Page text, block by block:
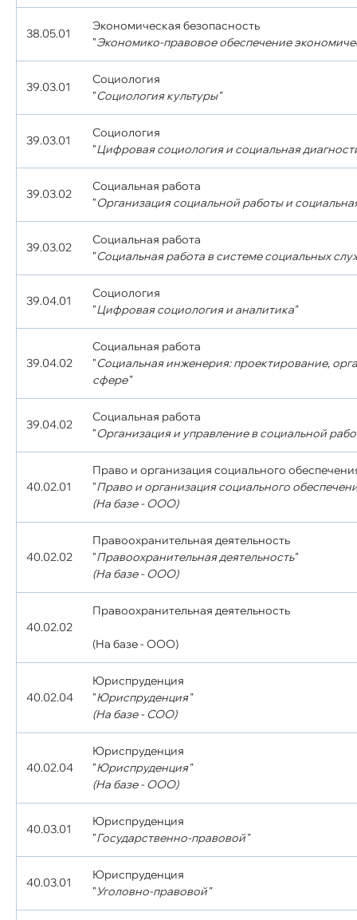
38.05.01
Экономическая безопасность
"Экономико-правовое обеспечение
39.03.01
Социология
"Социология культуры"
39.03.01
Социология
"Цифровая социология и социальная
39.03.02
Социальная работа
"Организация социальной работы и
39.03.02
Социальная работа
"Социальная работа в системе социальных
39.04.01
Социология
"Цифровая социология и аналитика"
39.04.02
Социальная работа
"Социальная инженерия: проектирование,
сфере"
39.04.02
Социальная работа
"Организация и управление в социальной
40.02.01
Право и организация социального
"Право и организация социального
(На базе - ООО)
40.02.02
Правоохранительная деятельность
"Правоохранительная деятельность"
(На базе - ООО)
40.02.02
Правоохранительная деятельность
(На базе - ООО)
40.02.04
Юриспруденция
"Юриспруденция"
(На базе - СОО)
40.02.04
Юриспруденция
"Юриспруденция"
(На базе - ООО)
40.03.01
Юриспруденция
"Государственно-правовой"
40.03.01
Юриспруденция
"Уголовно-правовой"